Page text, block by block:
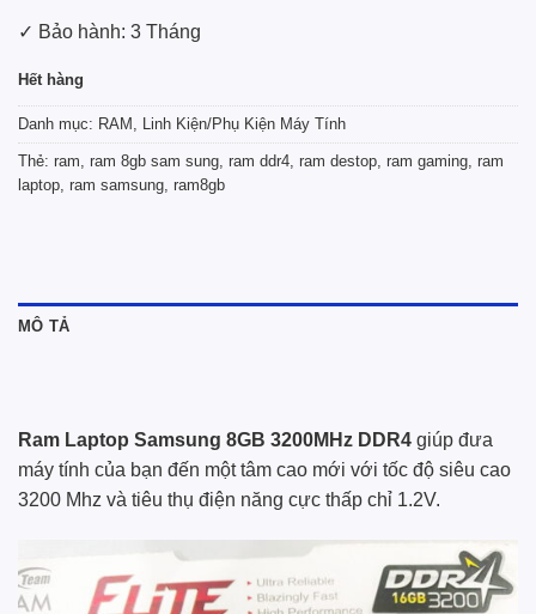
✓ Bảo hành: 3 Tháng
Hết hàng
Danh mục: RAM , Linh Kiện/Phụ Kiện Máy Tính
Thẻ: ram, ram 8gb sam sung, ram ddr4, ram destop, ram gaming, ram
laptop, ram samsung, ram8gb
MÔ TẢ
Ram Laptop Samsung 8GB 3200MHz DDR4 giúp đưa
máy tính của bạn đến một tâm cao mới với tốc độ siêu cao
3200 Mhz và tiêu thụ điện năng cực thấp chỉ 1.2V.